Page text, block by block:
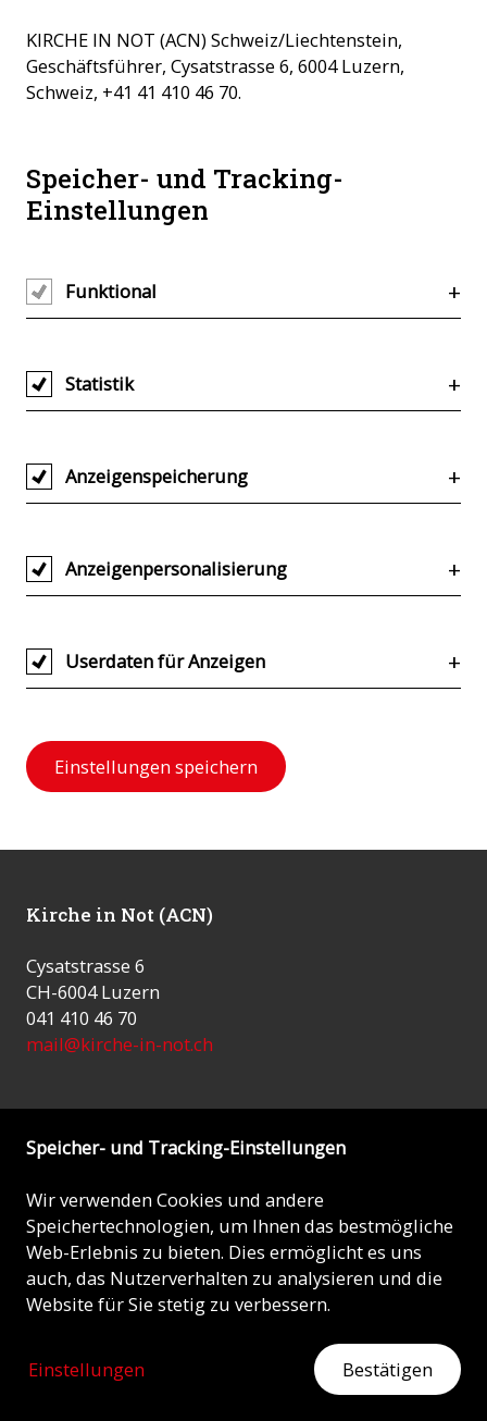
KIRCHE IN NOT (ACN) Schweiz/Liechtenstein,
Geschäftsführer, Cysatstrasse 6, 6004 Luzern,
Schweiz, +41 41 410 46 70.
Speicher- und Tracking-
Einstellungen
Funktional
Statistik
Anzeigenspeicherung
Anzeigenpersonalisierung
Userdaten für Anzeigen
Einstellungen speichern
ZEIGEN SIE HERZ
Kirche in Not (ACN)
Cysatstrasse 6
CH-6004 Luzern
041 410 46 70
mail@kirche-in-not.ch
Spenden
PostFinance: CH55 0900 0000 6001 7200 9
LUKB: CH38 0077 8010 0177 9301 0
Euro-Konto: CH51 0077 8010 0570 5430 2
Jetzt spenden
Speicher- und Tracking-Einstellungen
Wir verwenden Cookies und andere
Speichertechnologien, um Ihnen das bestmögliche
Web-Erlebnis zu bieten. Dies ermöglicht es uns
auch, das Nutzerverhalten zu analysieren und die
Website für Sie stetig zu verbessern.
Einstellungen Bestätigen